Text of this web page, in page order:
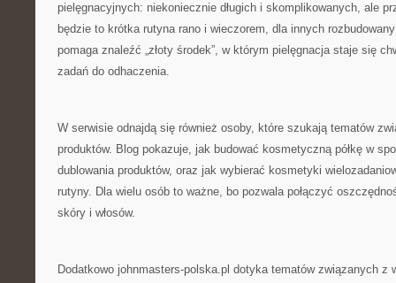
pielęgnacyjnych: niekoniecznie długich i skomplikowanych, ale
będzie to krótka rutyna rano i wieczorem, dla innych
pomaga znaleźć „złoty środek”, w którym pielęgnacja staje się
zadań do odhaczenia.
W serwisie odnajdą się również osoby, które szukają tematów
produktów. Blog pokazuje, jak budować kosmetyczną półkę w
dublowania produktów, oraz jak wybierać kosmetyki
rutyny. Dla wielu osób to ważne, bo pozwala połączyć
skóry i włosów.
Dodatkowo johnmasters-polska.pl dotyka tematów związanych z